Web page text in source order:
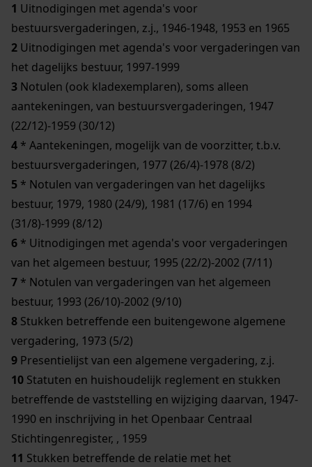
1 Uitnodigingen met agenda's voor
bestuursvergaderingen, z.j., 1946-1948, 1953 en 1965
2 Uitnodigingen met agenda's voor vergaderingen van
het dagelijks bestuur, 1997-1999
3 Notulen (ook kladexemplaren), soms alleen
aantekeningen, van bestuursvergaderingen, 1947
(22/12)-1959 (30/12)
4 * Aantekeningen, mogelijk van de voorzitter, t.b.v.
bestuursvergaderingen, 1977 (26/4)-1978 (8/2)
5 * Notulen van vergaderingen van het dagelijks
bestuur, 1979, 1980 (24/9), 1981 (17/6) en 1994
(31/8)-1999 (8/12)
6 * Uitnodigingen met agenda's voor vergaderingen
van het algemeen bestuur, 1995 (22/2)-2002 (7/11)
7 * Notulen van vergaderingen van het algemeen
bestuur, 1993 (26/10)-2002 (9/10)
8 Stukken betreffende een buitengewone algemene
vergadering, 1973 (5/2)
9 Presentielijst van een algemene vergadering, z.j.
10 Statuten en huishoudelijk reglement en stukken
betreffende de vaststelling en wijziging daarvan, 1947-
1990 en inschrijving in het Openbaar Centraal
Stichtingenregister, , 1959
11 Stukken betreffende de relatie met het